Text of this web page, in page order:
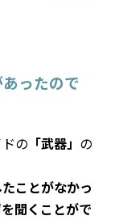
ったので
の 「武器」 の
ことがなかっ
聞くことがで